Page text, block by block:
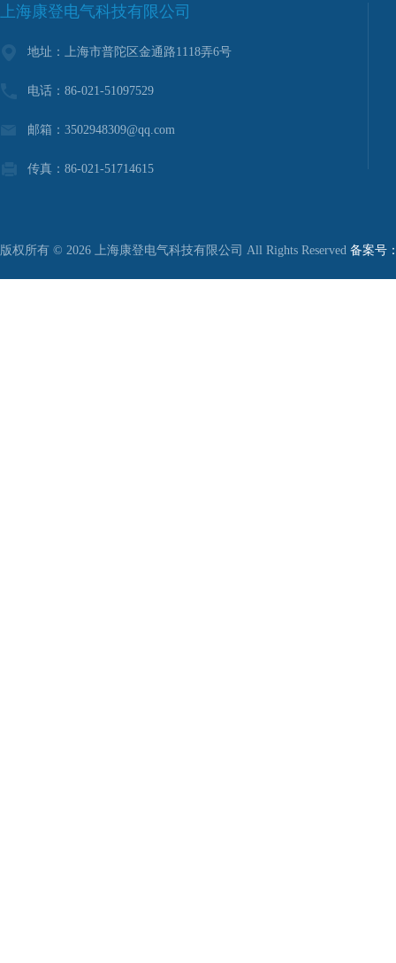
上海康登电气科技有限公司
地址：上海市普陀区金通路1118弄6号
电话：86-021-51097529
邮箱：3502948309@qq.com
传真：86-021-51714615
版权所有 © 2026 上海康登电气科技有限公司 All Rights Reserved 备案号